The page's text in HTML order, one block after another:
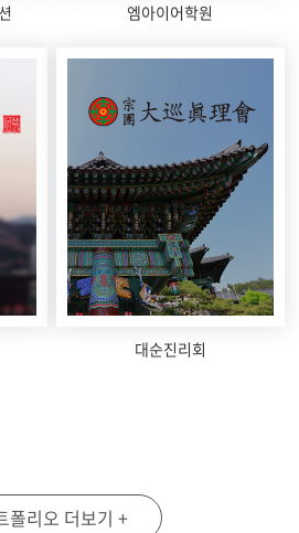
엠아이어학원
대순진리회
폴리오 더보기 +